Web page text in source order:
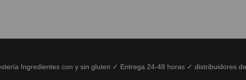
Ingredientes con y sin gluten ✓ Entrega 24-48 horas ✓ distribuidores